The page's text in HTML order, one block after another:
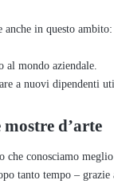
anche in questo
al mondo aziendale.
a nuovi dipendenti
d’arte
che conosciamo
tanto tempo – grazie